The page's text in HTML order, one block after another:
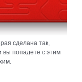
сделана так,
вы попадете с этим